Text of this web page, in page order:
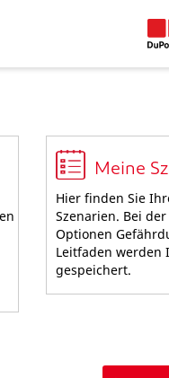
Meine
Hier finden Sie
Szenarien. Bei
Optionen
Leitfaden werden
gespeichert.